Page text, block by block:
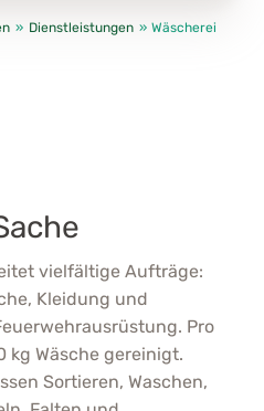
» Dienstleistungen » Wäscherei
vielfältige Aufträge:
Kleidung und
Pro
kg Wäsche gereinigt.
Sortieren, Waschen,